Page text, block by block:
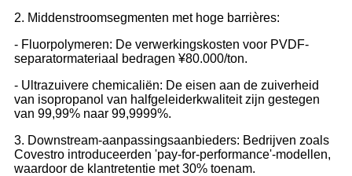
2. Middenstroomsegmenten met hoge barrières:
- Fluorpolymeren: De verwerkingskosten voor PVDF-
separatormateriaal bedragen ¥80.000/ton.
- Ultrazuivere chemicaliën: De eisen aan de zuiverheid
van isopropanol van halfgeleiderkwaliteit zijn gestegen
van 99,99% naar 99,9999%.
3. Downstream-aanpassingsaanbieders: Bedrijven zoals
Covestro introduceerden 'pay-for-performance'-modellen,
waardoor de klantretentie met 30% toenam.